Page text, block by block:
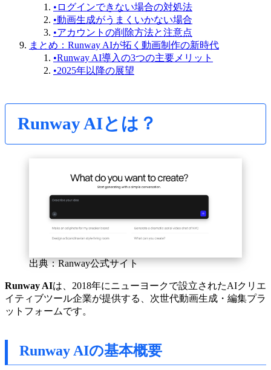
• ログインできない場合の対処法
•動画生成がうまくいかない場合
•アカウントの削除方法と注意点
まとめ：Runway AIが拓く動画制作の新時代
•Runway AI導入の3つの主要メリット
•2025年以降の展望
Runway AIとは？
出典：Ranway公式サイト
Runway AIは、2018年にニューヨークで設立されたAIクリエ
イティブツール企業が提供する、次世代動画生成・編集プラ
ットフォームです。
Runway AIの基本概要